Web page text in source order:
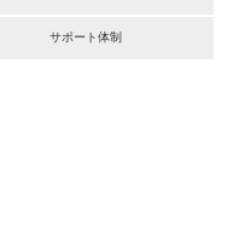
サポート体制